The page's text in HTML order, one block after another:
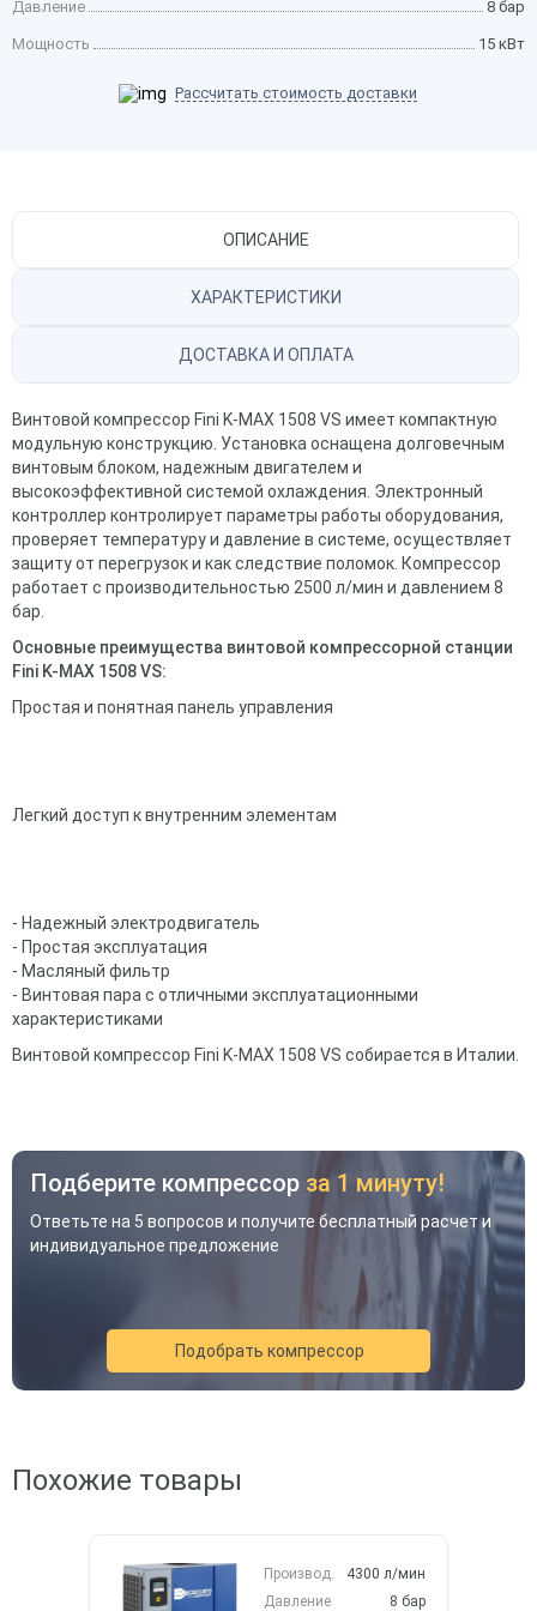
Давление 8 бар
Мощность 15 кВт
Рассчитать стоимость доставки
ОПИСАНИЕ
ХАРАКТЕРИСТИКИ
ДОСТАВКА И ОПЛАТА
Винтовой компрессор Fini K-MAX 1508 VS имеет компактную
модульную конструкцию. Установка оснащена долговечным
винтовым блоком, надежным двигателем и
высокоэффективной системой охлаждения. Электронный
контроллер контролирует параметры работы оборудования,
проверяет температуру и давление в системе, осуществляет
защиту от перегрузок и как следствие поломок. Компрессор
работает с производительностью 2500 л/мин и давлением 8
бар.
Основные преимущества винтовой компрессорной станции
Fini K-MAX 1508 VS:
Простая и понятная панель управления
Легкий доступ к внутренним элементам
- Надежный электродвигатель
- Простая эксплуатация
- Масляный фильтр
- Винтовая пара с отличными эксплуатационными
характеристиками
Винтовой компрессор Fini K-MAX 1508 VS собирается в Италии.
Подберите компрессор за 1 минуту!
Ответьте на 5 вопросов и получите бесплатный расчет и
индивидуальное предложение
Подобрать компрессор
Похожие товары
Производ.
4300 л/мин
Давление
8 бар